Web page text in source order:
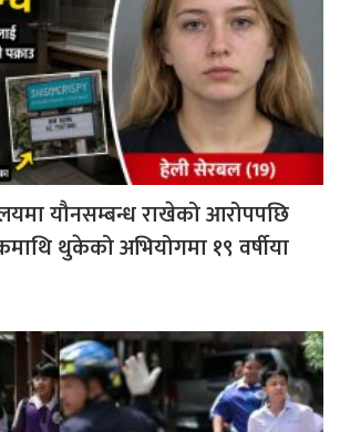
यौनसम्बन्ध राखेको आरोपपछि
थुकेको अभियोगमा १९ वर्षीया